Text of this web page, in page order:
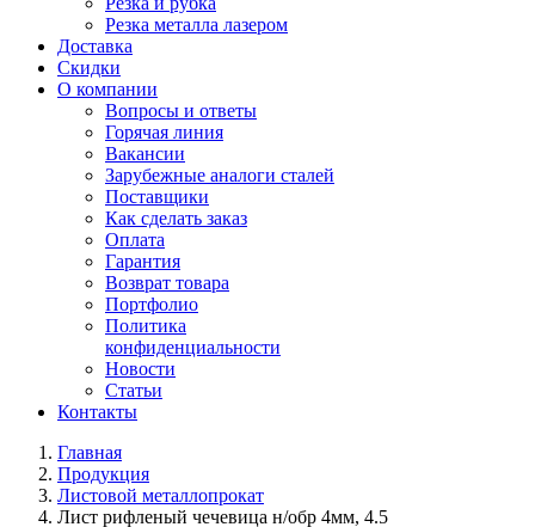
Резка металла лазером
Доставка
Скидки
О компании
Вопросы и ответы
Горячая линия
Вакансии
Зарубежные аналоги сталей
Поставщики
Как сделать заказ
Оплата
Гарантия
Возврат товара
Портфолио
Политика
конфиденциальности
Новости
Статьи
Контакты
Главная
Продукция
Листовой металлопрокат
Лист рифленый чечевица н/обр 4мм, 4.5